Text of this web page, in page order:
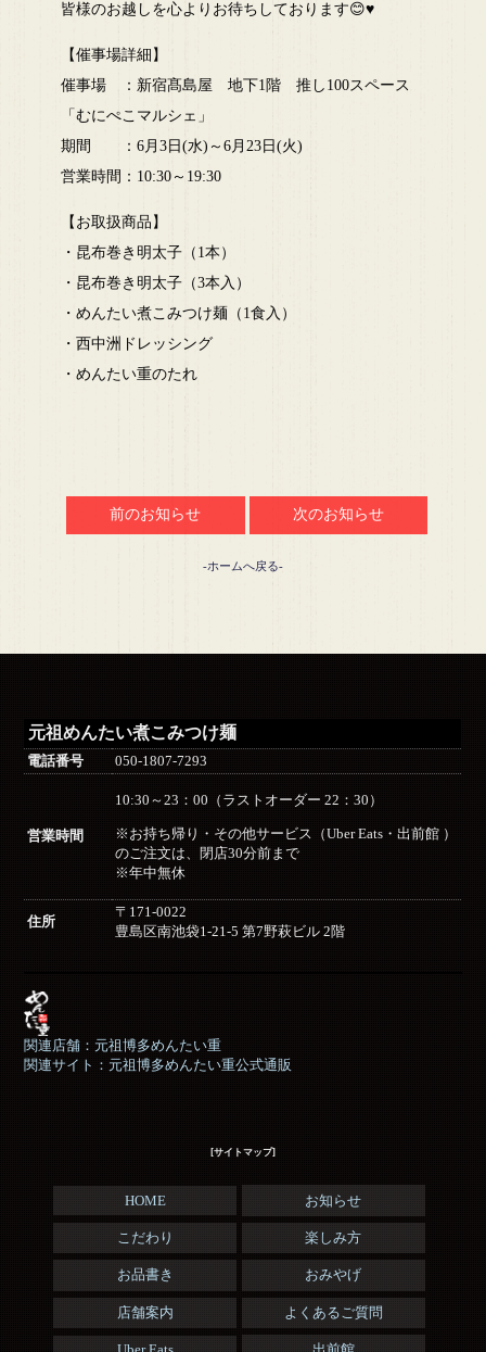
皆様のお越しを心よりお待ちしております😊♥️
【催事場詳細】
催事場 ：新宿髙島屋 地下1階 推し100スペース
「むにぺこマルシェ」
期間 ：6月3日(水)～6月23日(火)
営業時間：10:30～19:30
【お取扱商品】
・昆布巻き明太子（1本）
・昆布巻き明太子（3本入）
・めんたい煮こみつけ麺（1食入）
・西中洲ドレッシング
・めんたい重のたれ
前のお知らせ 次のお知らせ
-ホームへ戻る-
元祖めんたい煮こみつけ麺
電話番号 050-1807-7293
営業時間
10:30～23：00（ラストオーダー 22：30）
※お持ち帰り・その他サービス（Uber Eats・出前館 ）
のご注文は、閉店30分前まで
※年中無休
住所
〒171-0022
豊島区南池袋1-21-5 第7野萩ビル 2階
関連店舗：元祖博多めんたい重
関連サイト：元祖博多めんたい重公式通販
[サイトマップ]
HOME お知らせ
こだわり 楽しみ方
お品書き おみやげ
店舗案内 よくあるご質問